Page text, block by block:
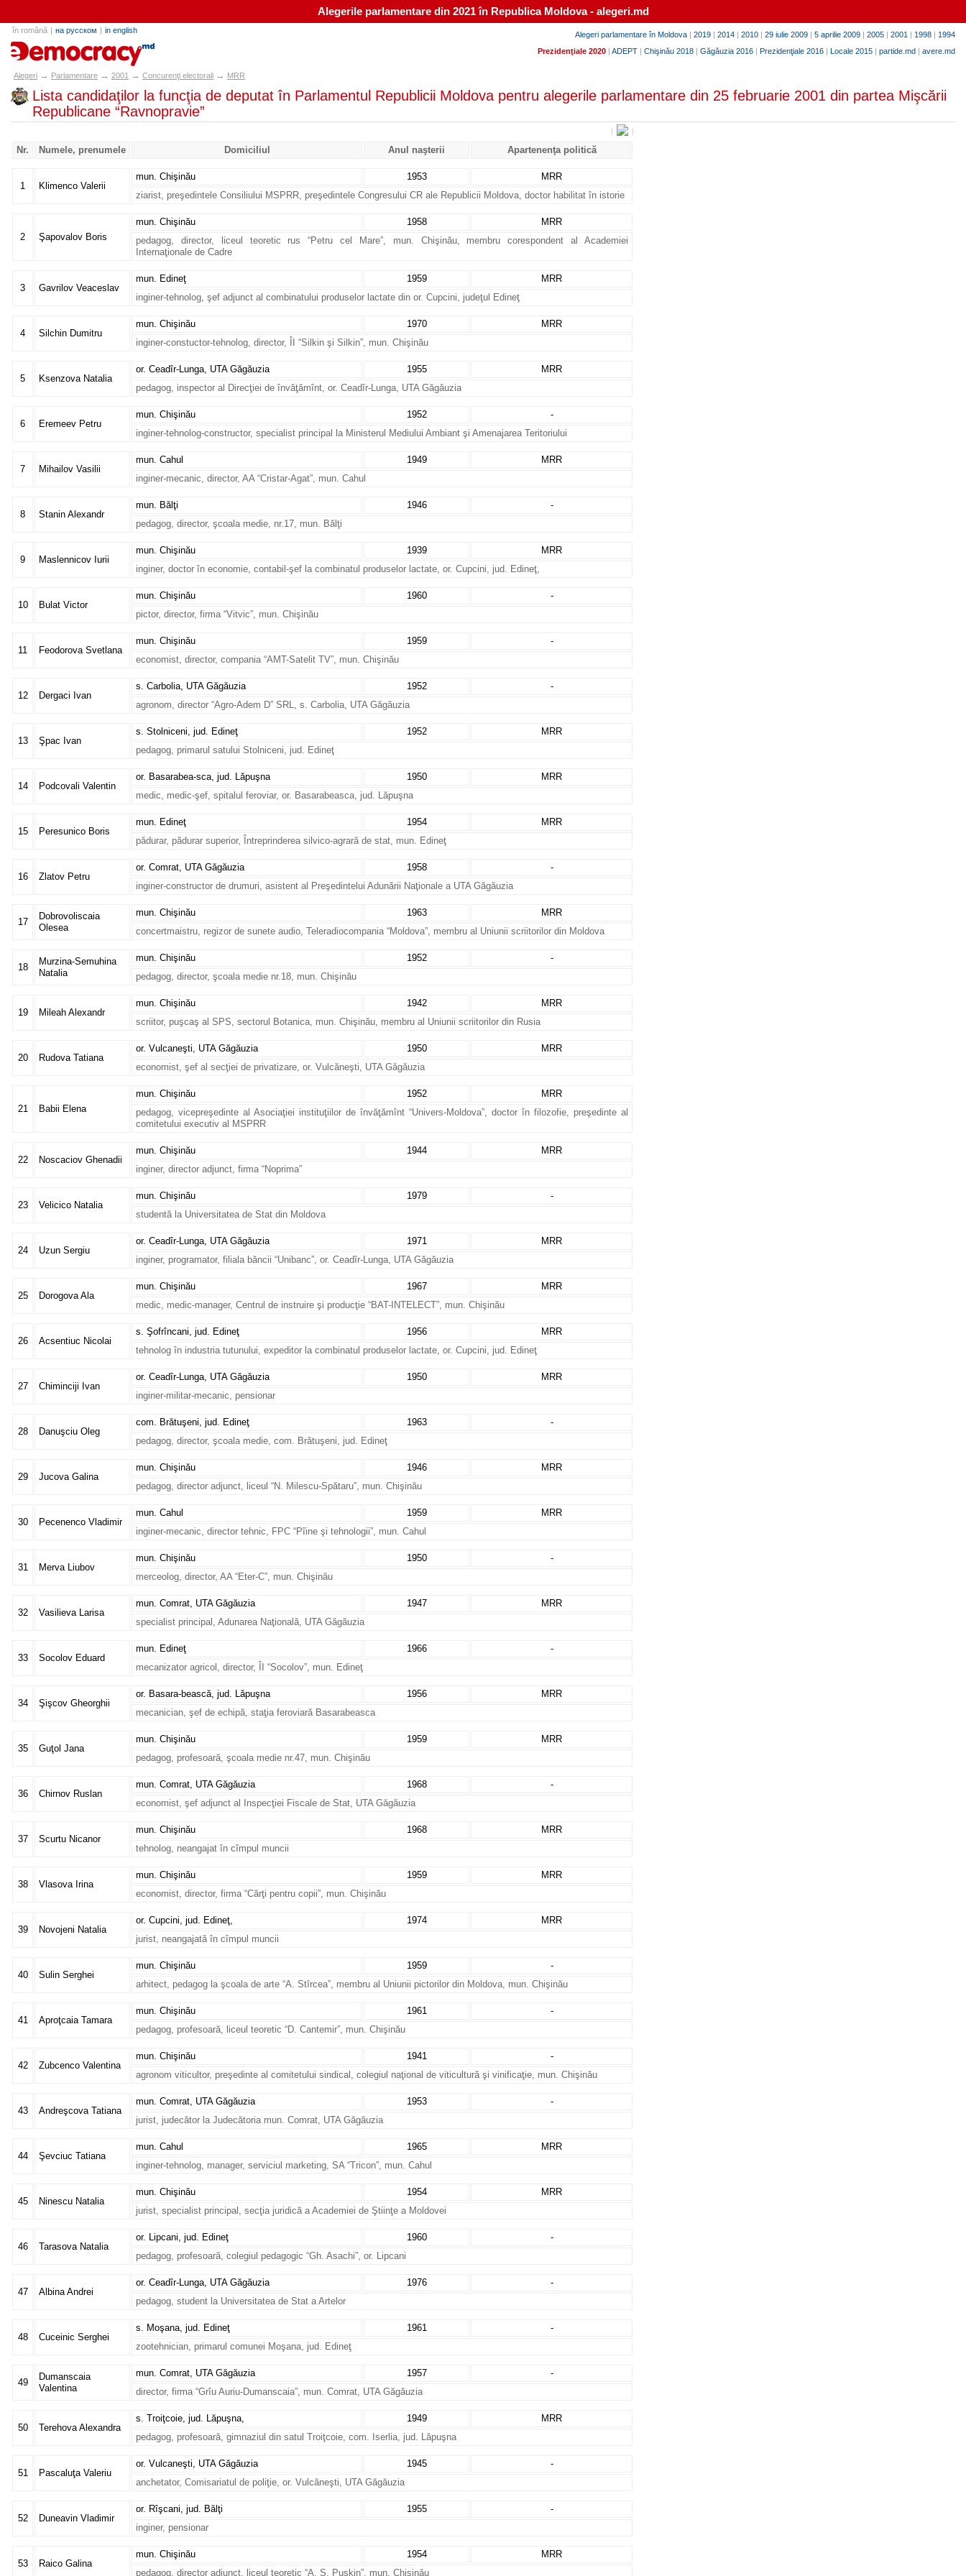
Alegerile parlamentare din 2021 în Republica Moldova - alegeri.md
Alegeri parlamentare în Moldova | 2019 | 2014 | 2010 | 29 iulie 2009 | 5 aprilie 2009 | 2005 | 2001 | 1998 | 1994
Prezidenţiale 2020 | ADEPT | Chişinău 2018 | Găgăuzia 2016 | Prezidenţiale 2016 | Locale 2015 | partide.md | avere.md
în română | на русском | in english
alegeri.md
Alegeri → Parlamentare → 2001 → Concurenţi electorali → MRR
Lista candidaţilor la funcţia de deputat în Parlamentul Republicii Moldova pentru alegerile parlamentare din 25 februarie 2001 din partea Mişcării
Republicane “Ravnopravie”
| |
Nr. Numele, prenumele Domiciliul Anul naşterii Apartenenţa politică
1 Klimenco Valerii
mun. Chişinău 1953
MRR
ziarist, preşedintele Consiliului MSPRR, preşedintele Congresului CR ale Republicii Moldova, doctor habilitat în istorie
2 Şapovalov Boris
mun. Chişinău 1958
MRR
pedagog, director, liceul teoretic rus “Petru cel Mare”, mun. Chişinău, membru corespondent al Academiei
Internaţionale de Cadre
3 Gavrilov Veaceslav
mun. Edineţ 1959
MRR
inginer-tehnolog, şef adjunct al combinatului produselor lactate din or. Cupcini, judeţul Edineţ
4 Silchin Dumitru
mun. Chişinău 1970
MRR
inginer-constuctor-tehnolog, director, ÎI “Silkin şi Silkin”, mun. Chişinău
5 Ksenzova Natalia
or. Ceadîr-Lunga, UTA Găgăuzia 1955
MRR
pedagog, inspector al Direcţiei de învăţămînt, or. Ceadîr-Lunga, UTA Găgăuzia
6 Eremeev Petru
mun. Chişinău 1952
-
inginer-tehnolog-constructor, specialist principal la Ministerul Mediului Ambiant şi Amenajarea Teritoriului
7 Mihailov Vasilii
mun. Cahul 1949
MRR
inginer-mecanic, director, AA “Cristar-Agat”, mun. Cahul
8 Stanin Alexandr
mun. Bălţi 1946
-
pedagog, director, şcoala medie, nr.17, mun. Bălţi
9 Maslennicov Iurii
mun. Chişinău 1939
MRR
inginer, doctor în economie, contabil-şef la combinatul produselor lactate, or. Cupcini, jud. Edineţ,
10 Bulat Victor
mun. Chişinău 1960
-
pictor, director, firma “Vitvic”, mun. Chişinău
11 Feodorova Svetlana
mun. Chişinău 1959
-
economist, director, compania “AMT-Satelit TV”, mun. Chişinău
12 Dergaci Ivan
s. Carbolia, UTA Găgăuzia 1952
-
agronom, director “Agro-Adem D” SRL, s. Carbolia, UTA Găgăuzia
13 Şpac Ivan
s. Stolniceni, jud. Edineţ 1952
MRR
pedagog, primarul satului Stolniceni, jud. Edineţ
14 Podcovali Valentin
or. Basarabea-sca, jud. Lăpuşna 1950
MRR
medic, medic-şef, spitalul feroviar, or. Basarabeasca, jud. Lăpuşna
15 Peresunico Boris
mun. Edineţ 1954
MRR
pădurar, pădurar superior, Întreprinderea silvico-agrară de stat, mun. Edineţ
16 Zlatov Petru
or. Comrat, UTA Găgăuzia 1958
-
inginer-constructor de drumuri, asistent al Preşedintelui Adunării Naţionale a UTA Găgăuzia
17
Dobrovoliscaia
Olesea
mun. Chişinău 1963
MRR
concertmaistru, regizor de sunete audio, Teleradiocompania “Moldova”, membru al Uniunii scriitorilor din Moldova
18
Murzina-Semuhina
Natalia
mun. Chişinău 1952
-
pedagog, director, şcoala medie nr.18, mun. Chişinău
19 Mileah Alexandr
mun. Chişinău 1942
MRR
scriitor, puşcaş al SPS, sectorul Botanica, mun. Chişinău, membru al Uniunii scriitorilor din Rusia
20 Rudova Tatiana
or. Vulcaneşti, UTA Găgăuzia 1950
MRR
economist, şef al secţiei de privatizare, or. Vulcăneşti, UTA Găgăuzia
21 Babii Elena
mun. Chişinău 1952
MRR
pedagog, vicepreşedinte al Asociaţiei instituţiilor de învăţămînt “Univers-Moldova”, doctor în filozofie, preşedinte al
comitetului executiv al MSPRR
22 Noscaciov Ghenadii
mun. Chişinău 1944
MRR
inginer, director adjunct, firma “Noprima”
23 Velicico Natalia
mun. Chişinău 1979
-
studentă la Universitatea de Stat din Moldova
24 Uzun Sergiu
or. Ceadîr-Lunga, UTA Găgăuzia 1971
MRR
inginer, programator, filiala băncii “Unibanc”, or. Ceadîr-Lunga, UTA Găgăuzia
25 Dorogova Ala
mun. Chişinău 1967
MRR
medic, medic-manager, Centrul de instruire şi producţie “BAT-INTELECT”, mun. Chişinău
26 Acsentiuc Nicolai
s. Şofrîncani, jud. Edineţ 1956
MRR
tehnolog în industria tutunului, expeditor la combinatul produselor lactate, or. Cupcini, jud. Edineţ
27 Chiminciji Ivan
or. Ceadîr-Lunga, UTA Găgăuzia 1950
MRR
inginer-militar-mecanic, pensionar
28 Danuşciu Oleg
com. Brătuşeni, jud. Edineţ 1963
-
pedagog, director, şcoala medie, com. Brătuşeni, jud. Edineţ
29 Jucova Galina
mun. Chişinău 1946
MRR
pedagog, director adjunct, liceul “N. Milescu-Spătaru”, mun. Chişinău
30 Pecenenco Vladimir
mun. Cahul 1959
MRR
inginer-mecanic, director tehnic, FPC “Pîine şi tehnologii”, mun. Cahul
31 Merva Liubov
mun. Chişinău 1950
-
merceolog, director, AA “Eter-C”, mun. Chişinău
32 Vasilieva Larisa
mun. Comrat, UTA Găgăuzia 1947
MRR
specialist principal, Adunarea Naţională, UTA Găgăuzia
33 Socolov Eduard
mun. Edineţ 1966
-
mecanizator agricol, director, ÎI “Socolov”, mun. Edineţ
34 Şişcov Gheorghii
or. Basara-bească, jud. Lăpuşna 1956
MRR
mecanician, şef de echipă, staţia feroviară Basarabeasca
35 Guţol Jana
mun. Chişinău 1959
MRR
pedagog, profesoară, şcoala medie nr.47, mun. Chişinău
36 Chirnov Ruslan
mun. Comrat, UTA Găgăuzia 1968
-
economist, şef adjunct al Inspecţiei Fiscale de Stat, UTA Găgăuzia
37 Scurtu Nicanor
mun. Chişinău 1968
MRR
tehnolog, neangajat în cîmpul muncii
38 Vlasova Irina
mun. Chişinău 1959
MRR
economist, director, firma “Cărţi pentru copii”, mun. Chişinău
39 Novojeni Natalia
or. Cupcini, jud. Edineţ, 1974
MRR
jurist, neangajată în cîmpul muncii
40 Sulin Serghei
mun. Chişinău 1959
-
arhitect, pedagog la şcoala de arte “A. Stîrcea”, membru al Uniunii pictorilor din Moldova, mun. Chişinău
41 Aproţcaia Tamara
mun. Chişinău 1961
-
pedagog, profesoară, liceul teoretic “D. Cantemir”, mun. Chişinău
42 Zubcenco Valentina
mun. Chişinău 1941
-
agronom viticultor, preşedinte al comitetului sindical, colegiul naţional de viticultură şi vinificaţie, mun. Chişinău
43 Andreşcova Tatiana
mun. Comrat, UTA Găgăuzia 1953
-
jurist, judecător la Judecătoria mun. Comrat, UTA Găgăuzia
44 Şevciuc Tatiana
mun. Cahul 1965
MRR
inginer-tehnolog, manager, serviciul marketing, SA “Tricon”, mun. Cahul
45 Ninescu Natalia
mun. Chişinău 1954
MRR
jurist, specialist principal, secţia juridică a Academiei de Ştiinţe a Moldovei
46 Tarasova Natalia
or. Lipcani, jud. Edineţ 1960
-
pedagog, profesoară, colegiul pedagogic “Gh. Asachi”, or. Lipcani
47 Albina Andrei
or. Ceadîr-Lunga, UTA Găgăuzia 1976
-
pedagog, student la Universitatea de Stat a Artelor
48 Cuceinic Serghei
s. Moşana, jud. Edineţ 1961
-
zootehnician, primarul comunei Moşana, jud. Edineţ
49
Dumanscaia
Valentina
mun. Comrat, UTA Găgăuzia 1957
-
director, firma “Grîu Auriu-Dumanscaia”, mun. Comrat, UTA Găgăuzia
50 Terehova Alexandra
s. Troiţcoie, jud. Lăpuşna, 1949
MRR
pedagog, profesoară, gimnaziul din satul Troiţcoie, com. Iserlia, jud. Lăpuşna
51 Pascaluţa Valeriu
or. Vulcaneşti, UTA Găgăuzia 1945
-
anchetator, Comisariatul de poliţie, or. Vulcăneşti, UTA Găgăuzia
52 Duneavin Vladimir
or. Rîşcani, jud. Bălţi 1955
-
inginer, pensionar
53 Raico Galina
mun. Chişinău 1954
MRR
pedagog, director adjunct, liceul teoretic “A. S. Puşkin”, mun. Chişinău